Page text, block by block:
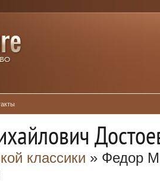
классики » Федор